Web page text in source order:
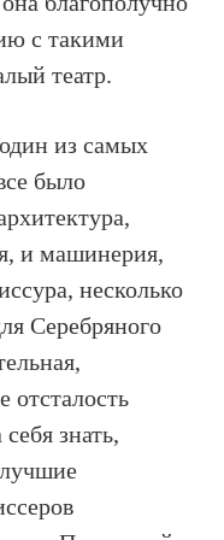
с такими
театр.
из самых
было
и машинерия,
несколько
Серебряного
отсталость
знать,